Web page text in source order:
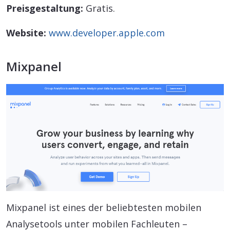
Preisgestaltung: Gratis.
Website: www.developer.apple.com
Mixpanel
Mixpanel ist eines der beliebtesten mobilen
Analysetools unter mobilen Fachleuten –